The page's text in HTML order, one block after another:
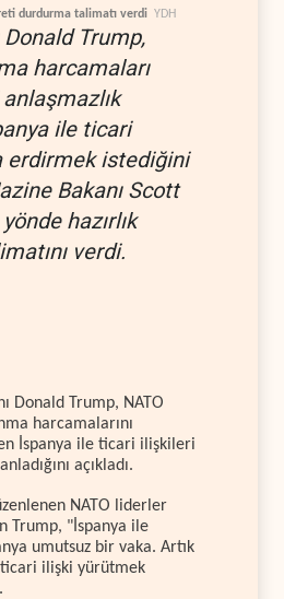
durdurma talimatı verdi YDH
Donald Trump,
harcamaları
ile ticari
erdirmek istediğini
Bakanı Scott
hazırlık
verdi.
Donald Trump, NATO
harcamalarını
İspanya ile ticari ilişkileri
açıkladı.
NATO liderler
Trump, "İspanya ile
umutsuz bir vaka. Artık
ilişki yürütmek